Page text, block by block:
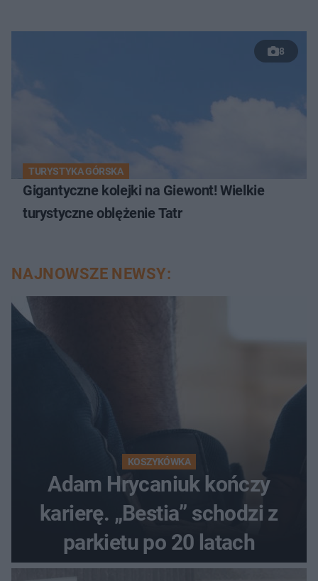
8
TURYSTYKA GÓRSKA
Gigantyczne kolejki na Giewont! Wielkie
turystyczne oblężenie Tatr
NAJNOWSZE NEWSY:
KOSZYKÓWKA
Adam Hrycaniuk kończy
karierę. „Bestia” schodzi z
parkietu po 20 latach